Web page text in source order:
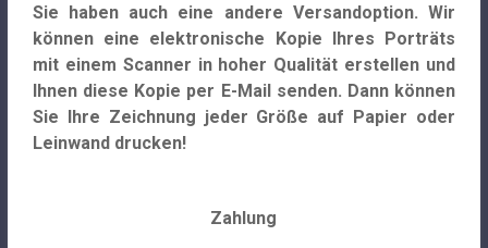
Sie haben auch eine andere Versandoption. Wir
können eine elektronische Kopie Ihres Porträts
mit einem Scanner in hoher Qualität erstellen und
Ihnen diese Kopie per E-Mail senden. Dann können
Sie Ihre Zeichnung jeder Größe auf Papier oder
Leinwand drucken!
Zahlung